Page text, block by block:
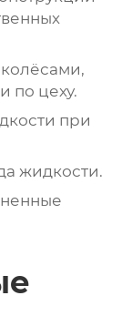
по цеху.
при
жидкости.